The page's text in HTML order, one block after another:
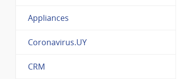
Appliances
Coronavirus.UY
CRM